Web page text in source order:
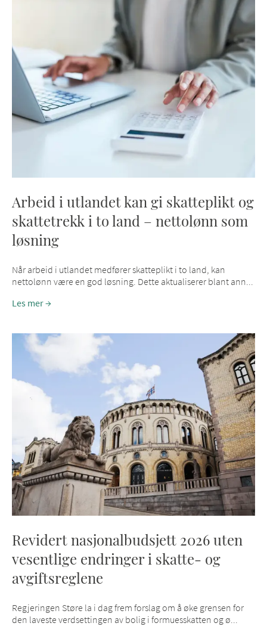
Arbeid i utlandet kan gi skatteplikt og
skattetrekk i to land – nettolønn som
løsning
Når arbeid i utlandet medfører skatteplikt i to land, kan
nettolønn være en god løsning. Dette aktualiserer blant ann...
Les mer
Revidert nasjonalbudsjett 2026 uten
vesentlige endringer i skatte- og
avgiftsreglene
Regjeringen Støre la i dag frem forslag om å øke grensen for
den laveste verdsettingen av bolig i formuesskatten og ø...